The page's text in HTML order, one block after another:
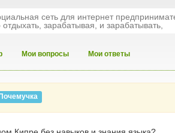
сеть для интернет
зарабатывая, и зарабатывать,